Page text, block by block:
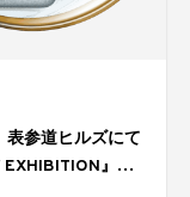
表参道ヒルズにて
EXHIBITION』を